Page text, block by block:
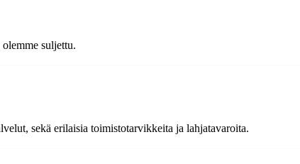
suljettu.
sekä erilaisia toimistotarvikkeita ja lahjatavaroita.